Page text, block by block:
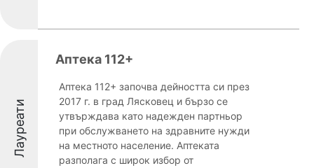
Лауреати
Аптека 112+
Аптека 112+ започва дейността си през
2017 г. в град Лясковец и бързо се
утвърждава като надежден партньор
при обслужването на здравните нужди
на местното население. Аптеката
разполага с широк избор от